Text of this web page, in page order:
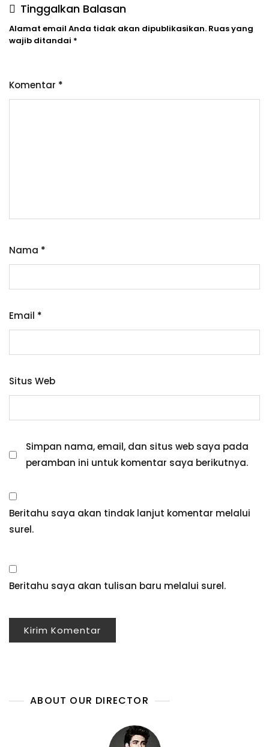
Tinggalkan Balasan
Alamat email Anda tidak akan dipublikasikan. Ruas yang
wajib ditandai *
Komentar *
Nama *
Email *
Situs Web
Simpan nama, email, dan situs web saya pada
peramban ini untuk komentar saya berikutnya.
Beritahu saya akan tindak lanjut komentar melalui
surel.
Beritahu saya akan tulisan baru melalui surel.
ABOUT OUR DIRECTOR